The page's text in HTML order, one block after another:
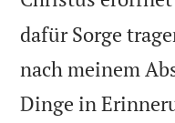
dafür Sorge
nach meinem
Dinge in